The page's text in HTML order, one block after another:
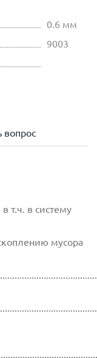
0.6 мм
9003
вопрос
т.ч. в систему
мусора